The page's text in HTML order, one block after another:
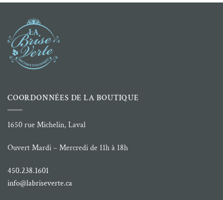
COORDONNÉES DE LA BOUTIQUE
1650 rue Michelin, Laval
Ouvert Mardi – Mercredi de 11h à 18h
450.238.1601
info@labriseverte.ca